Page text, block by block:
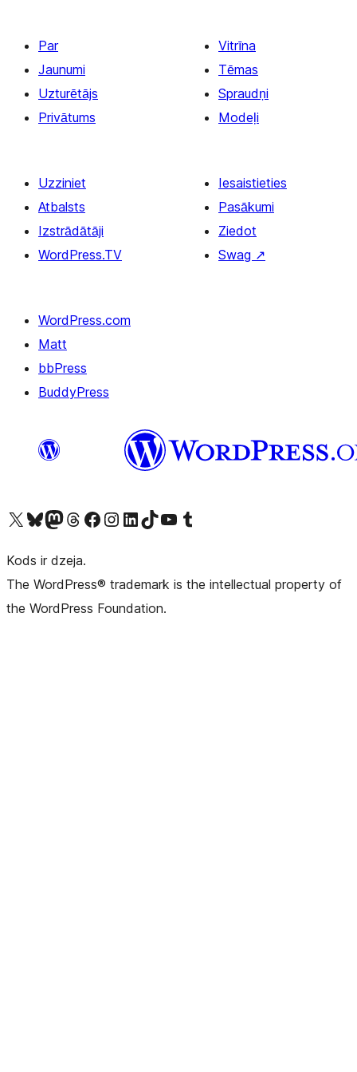
Par
Jaunumi
Uzturētājs
Privātums
Vitrīna
Tēmas
Spraudņi
Modeļi
Uzziniet
Atbalsts
Izstrādātāji
WordPress.TV
Iesaistieties
Pasākumi
Ziedot
Swag ↗
WordPress.com
Matt
bbPress
BuddyPress
Apmeklējiet mūsu X (agrāk Twitter) kontu
Apmeklējiet mūsu Bluesky kontu
Apmeklējiet mūsu Mastodon kontu
Apmeklējiet mūsu Threads kontu
Apmeklējiet mūsu Facebook lapuApmeklējiet mūsu Instagram kontu
Apmeklējiet mūsu LinkedIn kontu
Apmeklējiet mūsu TikTok kontu
Apmeklējiet mūsu YouTube kanālu
Apmeklējiet mūsu Tumblr kontu
Kods ir dzeja.
The WordPress® trademark is the intellectual property of
the WordPress Foundation.